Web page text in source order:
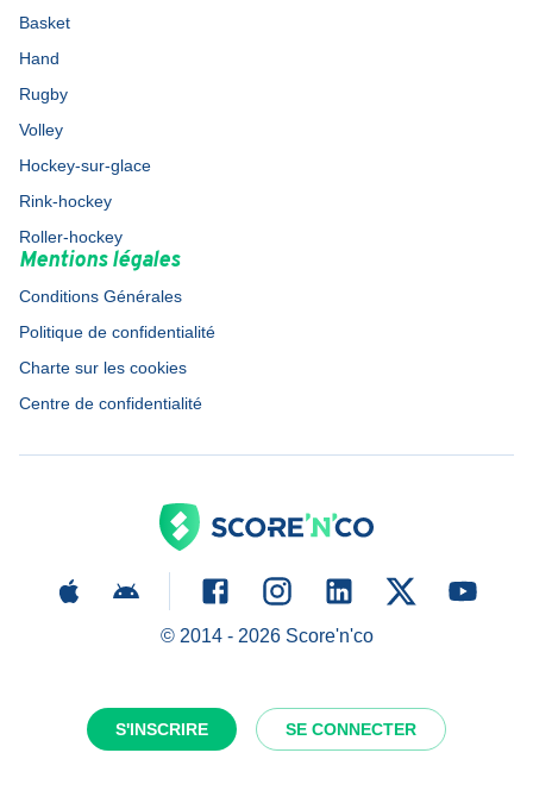
S'INSCRIRE SE CONNECTER
Basket
Hand
Rugby
Volley
Hockey-sur-glace
Rink-hockey
Roller-hockey
Mentions légales
Conditions Générales
Politique de confidentialité
Charte sur les cookies
Centre de confidentialité
© 2014 - 2026Score'n'co